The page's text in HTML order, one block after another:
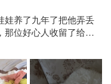
娃养了九年了把他弄丢
那位好心人收留了给我
了。他陪不了我几年